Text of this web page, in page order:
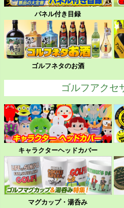
パネル付き目録
ゴルフネタのお酒
ゴルフアクセ
キャラクターヘッドカバー
マグカップ・湯呑み